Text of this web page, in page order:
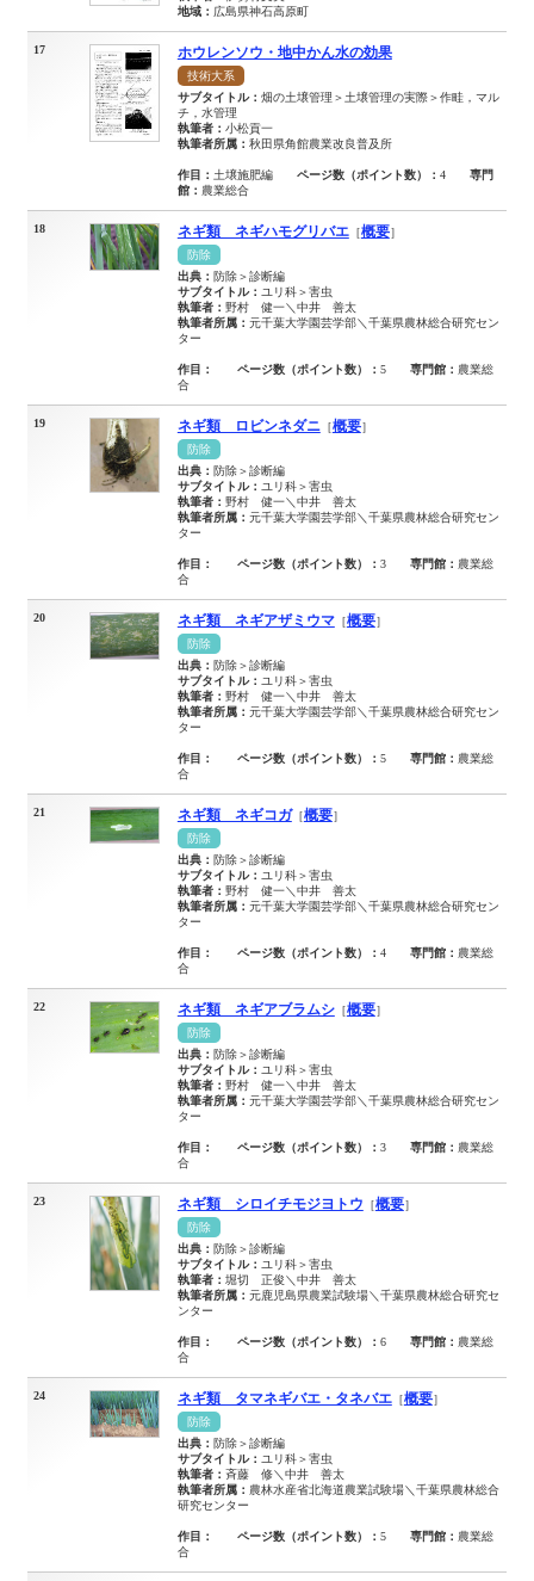
地域： 広島県神石高原町
17 ホウレンソウ・地中かん水の効果
技術大系
サブタイトル： 畑の土壌管理＞土壌管理の実際＞作畦，マル
チ，水管理
執筆者： 小松貢一
執筆者所属： 秋田県角館農業改良普及所
作目： 土壌施肥編 ページ数（ポイント数）： 4
専門
館： 農業総合
18 ネギ類 ネギハモグリバエ［概要］
防除
出典： 防除＞診断編
サブタイトル： ユリ科＞害虫
執筆者： 野村 健一＼中井 善太
執筆者所属： 元千葉大学園芸学部＼千葉県農林総合研究セン
ター
作目： ページ数（ポイント数）： 5 専門館： 農業総
合
19 ネギ類 ロビンネダニ［概要］
防除
出典： 防除＞診断編
サブタイトル： ユリ科＞害虫
執筆者： 野村 健一＼中井 善太
執筆者所属： 元千葉大学園芸学部＼千葉県農林総合研究セン
ター
作目： ページ数（ポイント数）： 3 専門館： 農業総
合
20 ネギ類 ネギアザミウマ［概要］
防除
出典： 防除＞診断編
サブタイトル： ユリ科＞害虫
執筆者： 野村 健一＼中井 善太
執筆者所属： 元千葉大学園芸学部＼千葉県農林総合研究セン
ター
作目： ページ数（ポイント数）： 5 専門館： 農業総
合
21 ネギ類 ネギコガ［概要］
防除
出典： 防除＞診断編
サブタイトル： ユリ科＞害虫
執筆者： 野村 健一＼中井 善太
執筆者所属： 元千葉大学園芸学部＼千葉県農林総合研究セン
ター
作目： ページ数（ポイント数）： 4 専門館： 農業総
合
22 ネギ類 ネギアブラムシ［概要］
防除
出典： 防除＞診断編
サブタイトル： ユリ科＞害虫
執筆者： 野村 健一＼中井 善太
執筆者所属： 元千葉大学園芸学部＼千葉県農林総合研究セン
ター
作目： ページ数（ポイント数）： 3 専門館： 農業総
合
23 ネギ類 シロイチモジヨトウ ［概要］
防除
出典： 防除＞診断編
サブタイトル： ユリ科＞害虫
執筆者： 堀切 正俊＼中井 善太
執筆者所属： 元鹿児島県農業試験場＼千葉県農林総合研究セ
ンター
作目： ページ数（ポイント数）： 6 専門館： 農業総
合
24 ネギ類 タマネギバエ・タネバエ［概要］
防除
出典： 防除＞診断編
サブタイトル： ユリ科＞害虫
執筆者： 斉藤 修＼中井 善太
執筆者所属： 農林水産省北海道農業試験場＼千葉県農林総合
研究センター
作目： ページ数（ポイント数）： 5 専門館： 農業総
合